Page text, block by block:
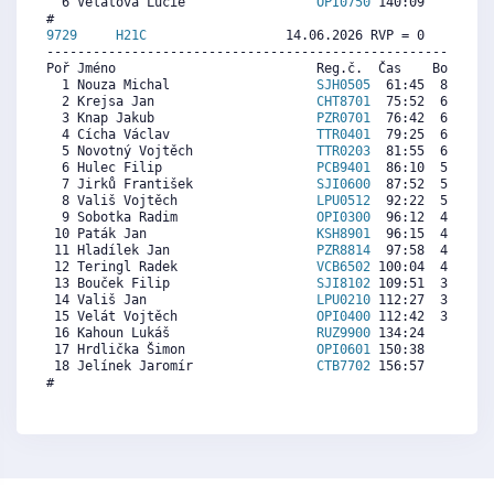
9729
H21C
14.06.2026 RVP = 0     IP
Poř Jméno                          Reg.č.  Čas    Body
  1 Nouza Michal
SJH0505
61:45  8411
  2 Krejsa Jan
CHT8701
75:52  6947
  3 Knap Jakub
PZR0701
76:42  6861
  4 Cícha Václav
TTR0401
79:25  6579
  5 Novotný Vojtěch
TTR0203
81:55  6320
  6 Hulec Filip
PCB9401
86:10  5879
  7 Jirků František
SJI0600
87:52  5703
  8 Vališ Vojtěch
LPU0512
92:22  5237
  9 Sobotka Radim
OPI0300
96:12  4839
10 Paták Jan
KSH8901
96:15  4834
11 Hladílek Jan
PZR8814
97:58  4656
12 Teringl Radek VCB6502 100:04  4438
13 Bouček Filip SJI8102 109:51  3424
14 Vališ Jan
LPU0210 112:27  3155
15 Velát Vojtěch OPI0400 112:42  3129
16 Kahoun Lukáš
RUZ9900 134:24   879
17 Hrdlička Šimon OPI0601 150:38     0
18 Jelínek Jaromír CTB7702 156:57     0
#